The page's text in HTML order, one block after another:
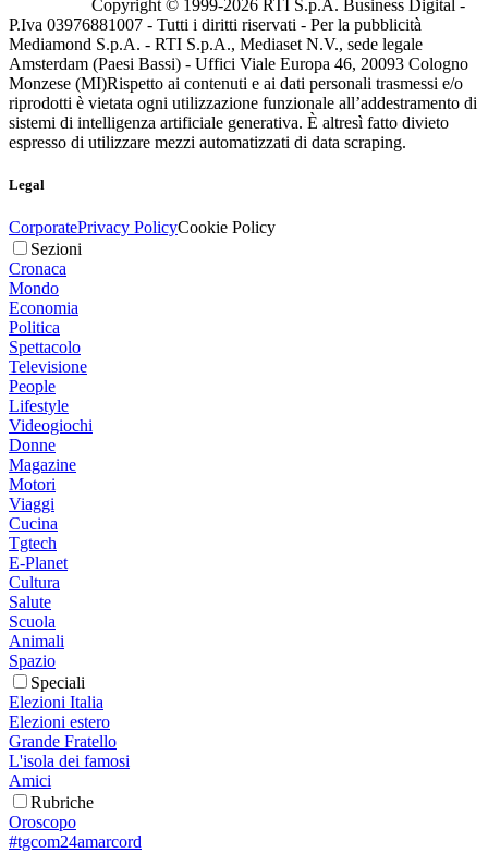
Copyright © 1999-2026 RTI S.p.A. Business Digital -
P.Iva 03976881007 - Tutti i diritti riservati - Per la pubblicità
Mediamond S.p.A. - RTI S.p.A., Mediaset N.V., sede legale
Amsterdam (Paesi Bassi) - Uffici Viale Europa 46, 20093 Cologno
Monzese (MI)Rispetto ai contenuti e ai dati personali trasmessi e/o
riprodotti è vietata ogni utilizzazione funzionale all’addestramento di
sistemi di intelligenza artificiale generativa. È altresì fatto divieto
espresso di utilizzare mezzi automatizzati di data scraping.
Legal
CorporatePrivacy PolicyCookie Policy
Sezioni
Cronaca
Mondo
Economia
Politica
Spettacolo
Televisione
People
Lifestyle
Videogiochi
Donne
Magazine
Motori
Viaggi
Cucina
Tgtech
E-Planet
Cultura
Salute
Scuola
Animali
Spazio
Speciali
Elezioni Italia
Elezioni estero
Grande Fratello
L'isola dei famosi
Amici
Rubriche
Oroscopo
#tgcom24amarcord